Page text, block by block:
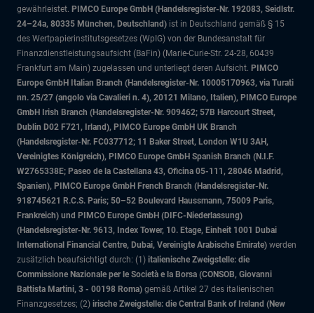
gewährleistet. PIMCO Europe GmbH (Handelsregister-Nr. 192083, Seidlstr.
24–24a, 80335 München, Deutschland) ist in Deutschland gemäß § 15
des Wertpapierinstitutsgesetzes (WpIG) von der Bundesanstalt für
Finanzdienstleistungsaufsicht (BaFin) (Marie-Curie-Str. 24-28, 60439
Frankfurt am Main) zugelassen und unterliegt deren Aufsicht. PIMCO
Europe GmbH Italian Branch (Handelsregister-Nr. 10005170963, via Turati
nn. 25/27 (angolo via Cavalieri n. 4), 20121 Milano, Italien), PIMCO Europe
GmbH Irish Branch (Handelsregister-Nr. 909462; 57B Harcourt Street,
Dublin D02 F721, Irland), PIMCO Europe GmbH UK Branch
(Handelsregister-Nr. FC037712; 11 Baker Street, London W1U 3AH,
Vereinigtes Königreich), PIMCO Europe GmbH Spanish Branch (N.I.F.
W2765338E; Paseo de la Castellana 43, Oficina 05-111, 28046 Madrid,
Spanien), PIMCO Europe GmbH French Branch (Handelsregister-Nr.
918745621 R.C.S. Paris; 50–52 Boulevard Haussmann, 75009 Paris,
Frankreich) und PIMCO Europe GmbH (DIFC-Niederlassung)
(Handelsregister-Nr. 9613, Index Tower, 10. Etage, Einheit 1001 Dubai
International Financial Centre, Dubai, Vereinigte Arabische Emirate) werden
zusätzlich beaufsichtigt durch: (1) italienische Zweigstelle: die
Commissione Nazionale per le Società e la Borsa (CONSOB, Giovanni
Battista Martini, 3 - 00198 Roma) gemäß Artikel 27 des italienischen
Finanzgesetzes; (2) irische Zweigstelle: die Central Bank of Ireland (New